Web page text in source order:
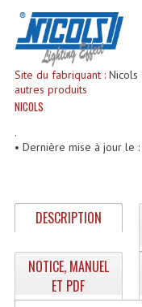
Enceintes
Haut-
Site du fabriquant :Nicols
autres produits
NICOLS
.
• Dernière mise à jour le
DESCRIPTION
NOTICE, MANUEL
ET PDF